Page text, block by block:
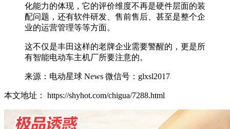
化能力的体现，它的评价维度不再是硬件层面的装
配问题，还有软件研发、售前售后、甚至是整个企
业的运营管理等等方面。
这不仅是丰田这样的老牌企业需要警醒的，更是所
有智能电动车主机厂所要注意的。
来源：电动星球 News 微信号：glxsl2017
本文地址： https://shyhot.com/chigua/7288.html